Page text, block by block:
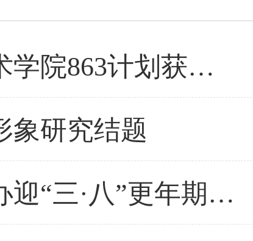
农业与生物技术学院863计划获得新突破
象研究结题
浙医一院将举办迎“三·八”更年期专科门诊